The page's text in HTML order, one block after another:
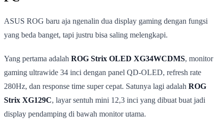
ASUS ROG baru aja ngenalin dua display gaming dengan fungsi
yang beda banget, tapi justru bisa saling melengkapi.
Yang pertama adalah ROG Strix OLED XG34WCDMS, monitor
gaming ultrawide 34 inci dengan panel QD-OLED, refresh rate
280Hz, dan response time super cepat. Satunya lagi adalah ROG
Strix XG129C, layar sentuh mini 12,3 inci yang dibuat buat jadi
display pendamping di bawah monitor utama.